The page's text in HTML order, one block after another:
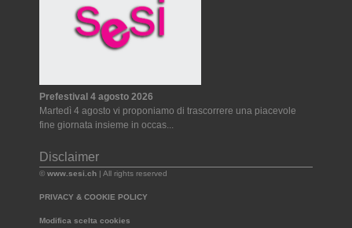
Prefestival 4 agosto 2026
Martedì 4 agosto vi proponiamo di trascorrere una piacevole
fine giornata insieme in occas...
Disclaimer
© www.sesi.ch | All rights reserved
PRIVACY & COOKIE POLICY
Modifica scelta cookies